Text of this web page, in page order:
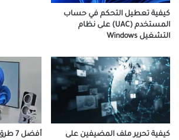
كيفية تعطيل التحكم في حساب
المستخدم (UAC) على نظام
التشغيل Windows
كيفية تحرير ملف المضيفين على